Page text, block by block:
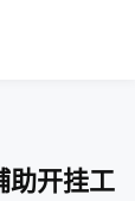
助开挂工